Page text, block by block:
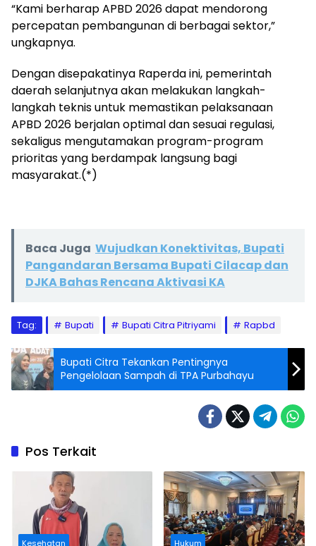
“Kami berharap APBD 2026 dapat mendorong
percepatan pembangunan di berbagai sektor,”
ungkapnya.
Dengan disepakatinya Raperda ini, pemerintah
daerah selanjutnya akan melakukan langkah-
langkah teknis untuk memastikan pelaksanaan
APBD 2026 berjalan optimal dan sesuai regulasi,
sekaligus mengutamakan program-program
prioritas yang berdampak langsung bagi
masyarakat.(*)
Baca Juga Wujudkan Konektivitas, Bupati
Pangandaran Bersama Bupati Cilacap dan
DJKA Bahas Rencana Aktivasi KA
Tag: Bupati Bupati Citra Pitriyami Rapbd
Bupati Citra Tekankan Pentingnya
Pengelolaan Sampah di TPA Purbahayu
Pos Terkait
Kesehatan Hukum